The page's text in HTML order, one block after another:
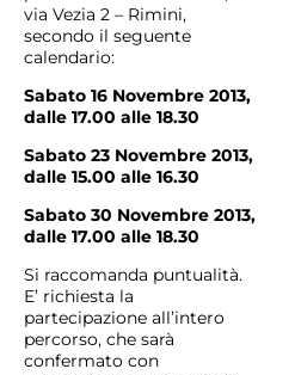
via Vezia 2 – Rimini,
secondo il seguente
calendario:
Sabato 16 Novembre 2013,
dalle 17.00 alle 18.30
Sabato 23 Novembre 2013,
dalle 15.00 alle 16.30
Sabato 30 Novembre 2013,
dalle 17.00 alle 18.30
Si raccomanda puntualità.
E’ richiesta la
partecipazione all’intero
percorso, che sarà
confermato con